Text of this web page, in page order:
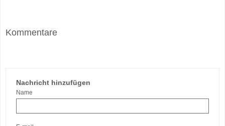
Kommentare
Nachricht hinzufügen
Name